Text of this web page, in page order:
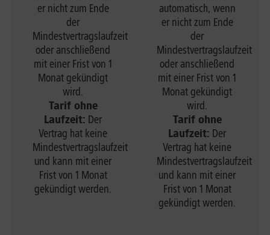
er nicht zum Ende
der
Mindestvertragslaufzeit
oder anschließend
mit einer Frist von 1
Monat gekündigt
wird.
Tarif ohne
Laufzeit: Der
Vertrag hat keine
Mindestvertragslaufzeit
und kann mit einer
Frist von 1 Monat
gekündigt werden.
automatisch, wenn
er nicht zum Ende
der
Mindestvertragslaufzeit
oder anschließend
mit einer Frist von 1
Monat gekündigt
wird.
Tarif ohne
Laufzeit: Der
Vertrag hat keine
Mindestvertragslaufzeit
und kann mit einer
Frist von 1 Monat
gekündigt werden.